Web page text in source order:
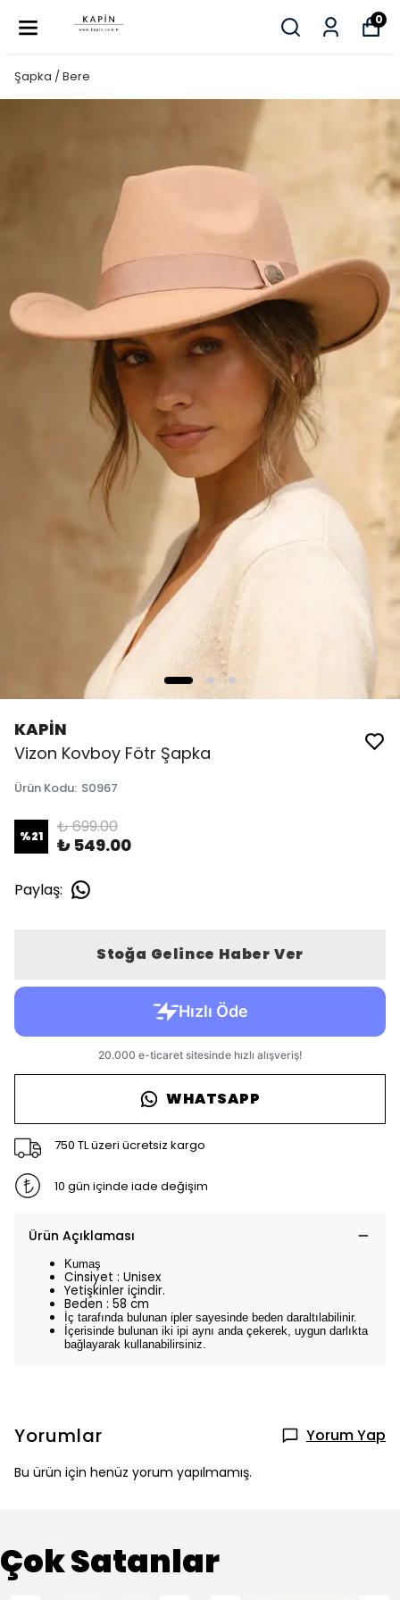
0
Şapka / Bere
KAPİN
Vizon Kovboy Fötr Şapka
Ürün Kodu: S0967
%21 ₺ 699.00
₺ 549.00
Paylaş:
Stoğa Gelince Haber Ver
WHATSAPP
750 TL üzeri ücretsiz kargo
10 gün içinde iade değişim
Ürün Açıklaması
Kumaş
Cinsiyet : Unisex
Yetişkinler içindir.
Beden : 58 cm
İç tarafında bulunan ipler sayesinde beden daraltılabilinir.
İçerisinde bulunan iki ipi aynı anda çekerek, uygun darlıkta
bağlayarak kullanabilirsiniz.
Yorumlar Yorum Yap
Bu ürün için henüz yorum yapılmamış.
Çok Satanlar